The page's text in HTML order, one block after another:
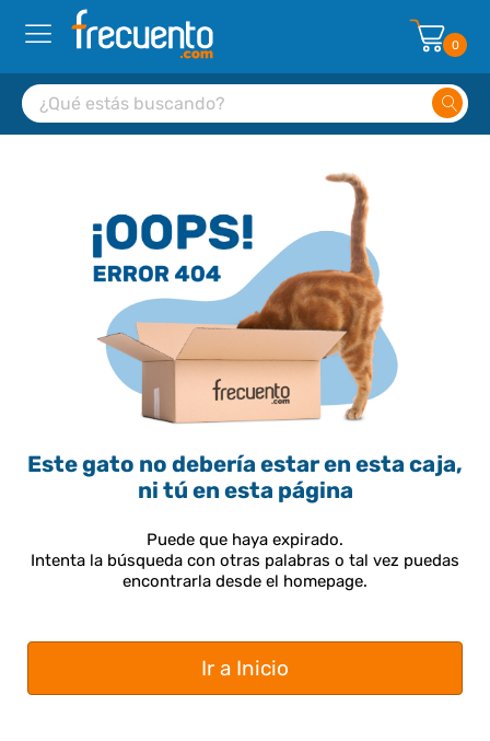
0
Este gato no debería estar en esta caja,
ni tú en esta página
Puede que haya expirado.
Intenta la búsqueda con otras palabras o tal vez puedas
encontrarla desde el homepage.
Ir a Inicio